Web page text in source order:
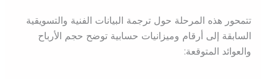
تتمحور هذه المرحلة حول ترجمة البيانات الفنية والتسويقية
السابقة إلى أرقام وميزانيات حسابية توضح حجم الأرباح
والعوائد المتوقعة: